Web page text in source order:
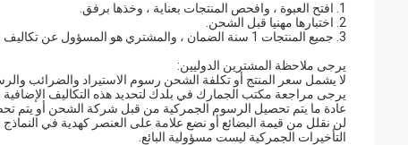
1. افتح العبوة ، وافحص المنتجات بعناية ، وخذها برفق.
2. اختبارها مهنيا قبل الشحن.
3. جميع المنتجات 1 سنة الضمان ، والمشتري هو المسؤول عن تكاليف إعادة الشحن.
يرجى ملاحظة المشترين الدوليين:
لا يشمل سعر المنتج أو تكلفة الشحن رسوم الاستيراد والضرائب
يرجى مراجعة مكتب الجمارك في بلدك لتحديد هذه التكاليف الإضافية
عادة ما يتم تحصيل الرسوم الجمركية من قبل شركة الشحن أو يتم
لن نقلل من قيمة البضائع أو نضع علامة على العنصر كهدية في النماذج
التأخيرات الجمركية ليست مسؤولية البائع.